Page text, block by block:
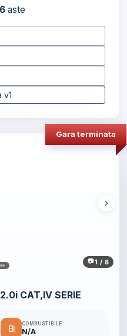
6 aste
v1
1 / 8
Gara terminata
CAT,IV SERIE
local_gas_station
COMBUSTIBILE
N/A